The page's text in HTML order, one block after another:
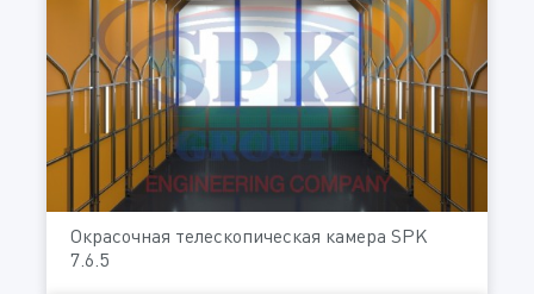
Окрасочная телескопическая камера SPK
7.6.5